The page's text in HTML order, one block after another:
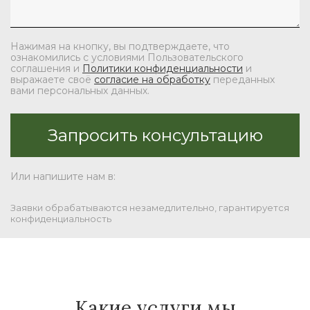
Нажимая на кнопку, вы подтверждаете, что
ознакомились с условиями Пользовательского
соглашения и Политики конфиденциальности и
выражаете своё согласие на обработкупереданных
вами персональных данных.
Или напишите нам в:
Заявки обрабатываются незамедлительно, гарантируется
конфиденциальность